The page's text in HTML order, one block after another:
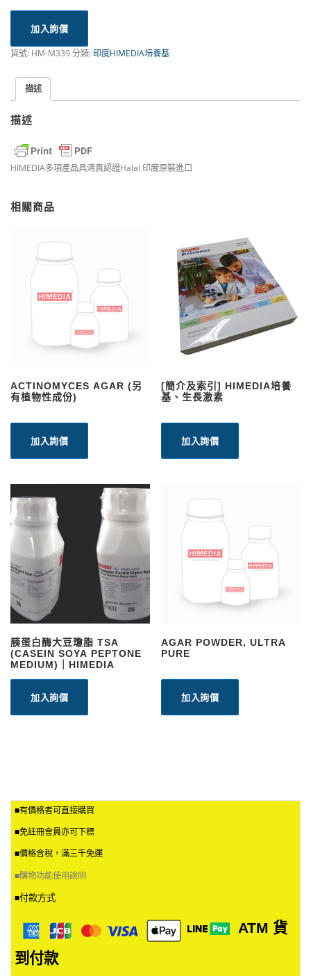
加入詢價
貨號: HM-M339分類:印度HIMEDIA培養基
描述
描述
HIMEDIA多項產品具清真認證Halal 印度原裝進口
相關商品
ACTINOMYCES AGAR (另
有植物性成份)
加入詢價
[簡介及索引] HIMEDIA培養
基、生長激素
加入詢價
胰蛋白酶大豆瓊脂 TSA
(CASEIN SOYA PEPTONE
MEDIUM)｜HIMEDIA
加入詢價
AGAR POWDER, ULTRA
PURE
加入詢價
■有價格者可直接購買
■免註冊會員亦可下標
■價格含稅，滿三千免運
■購物功能使用說明
■付款方式
ATM 貨
到付款